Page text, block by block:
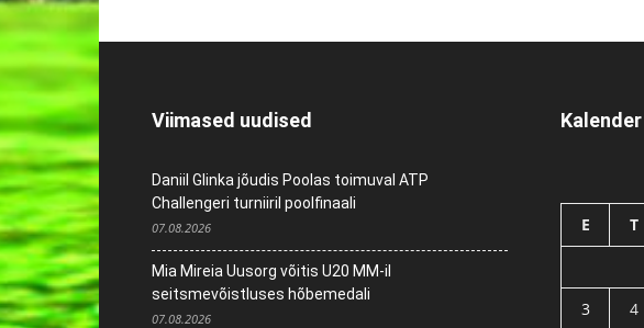
Viimased uudised
Daniil Glinka jõudis Poolas toimuval ATP
Challengeri turniiril poolfinaali
07.08.2026
Mia Mireia Uusorg võitis U20 MM-il
seitsmevõistluses hõbemedali
07.08.2026
Kalender
E T
3
4